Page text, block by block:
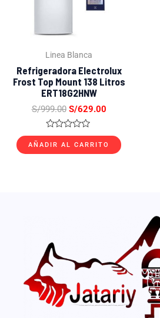
Linea Blanca
Refrigeradora Electrolux
Frost Top Mount 138 Litros
ERT18G2HNW
S/999.00 S/629.00
Valorado
con
0
AÑADIR AL CARRITO